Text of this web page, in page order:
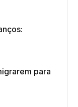
para